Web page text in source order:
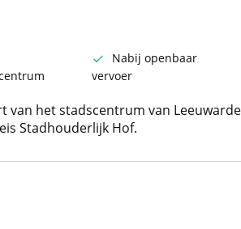
Nabij openbaar
vervoer
van het stadscentrum van
Stadhouderlijk Hof.